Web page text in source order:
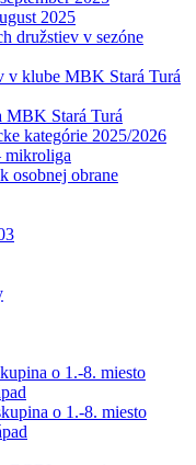
2025
družstiev v sezóne
v klube MBK Stará Turá
MBK Stará Turá
kategórie 2025/2026
mikroliga
osobnej obrane
o 1.-8. miesto
o 1.-8. miesto